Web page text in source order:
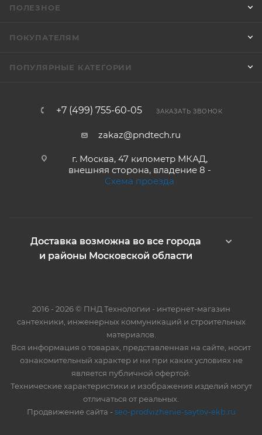
ПОЛЕЗНОЕ
ПОКУПАТЕЛЯМ
ПОПУЛЯРНЫЕ КАТЕГОРИИ
+7 (499) 755-60-05 ЗАКАЗАТЬ ЗВОНОК
zakaz@pndtech.ru
г. Москва, 47 километр МКАД,
внешняя сторона, владение 8 -
Схема проезда
Доставка возможна во все города
и районы Московской области
2016 - 2026 © ПНД Технологии - интернет-магазин
сантехники, инженерных коммуникаций и строительных
материалов.
Вся информация о товарах, представленная на сайте, носит
ознакомительный характер и ни при каких условиях не
является публичной офертой.
Технические характеристики и изображения изделий могут
отличаться от реальных.
Продвижение сайта - seo-prodvizhenie-saytov-ekb.ru